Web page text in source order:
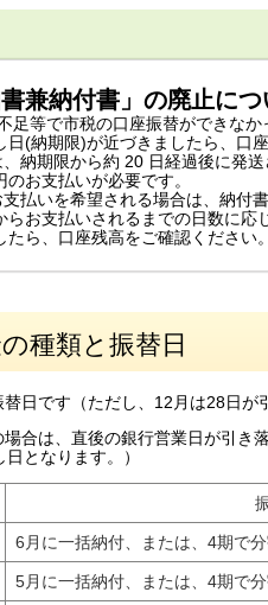
兼納付書」の廃止につ
足等で市税の口座振替ができな
(納期限)が近づきましたら、口
納期限から約 20 日経過後に発
お支払いが必要です。
払いを希望される場合は、納付
らお支払いされるまでの日数に
ら、口座残高をご確認ください。
種類と振替日
日です（ただし、12月は28日が
合は、直後の銀行営業日が引き
となります。）
6月に一括納付、または、4期で
5月に一括納付、または、4期で